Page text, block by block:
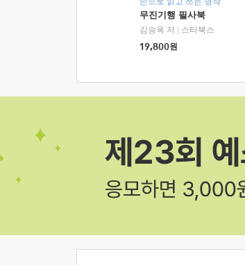
무진기행 필사북
김승옥 저
스타북스
19,800원